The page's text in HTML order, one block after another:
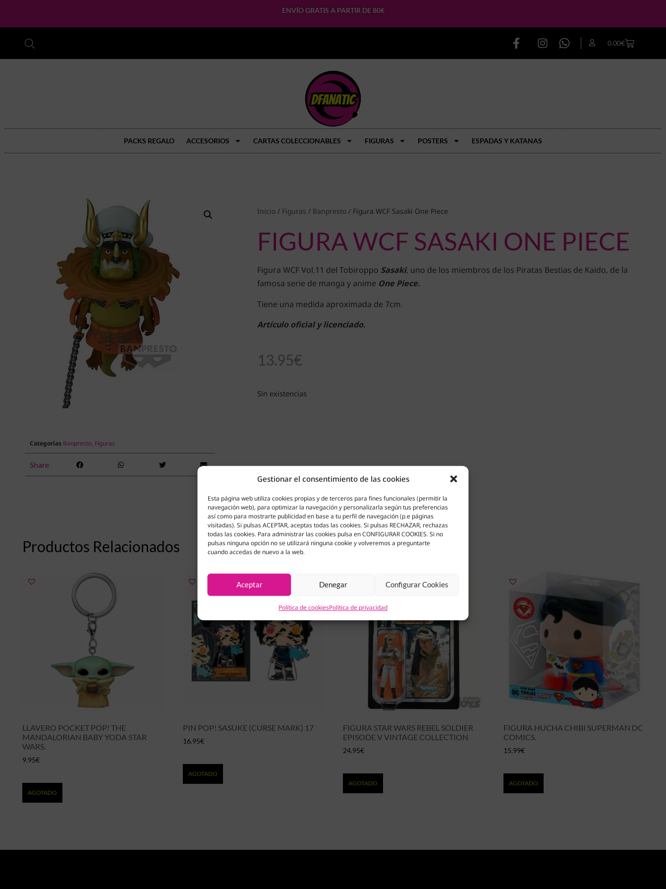
Gestionar el consentimiento de las cookies
Esta página web utiliza cookies propias y de terceros para fines funcionales (permitir la
navegación web), para optimizar la navegación y personalizarla según tus preferencias
así como para mostrarte publicidad en base a tu perfil de navegación (p.e páginas
visitadas). Si pulsas ACEPTAR, aceptas todas las cookies. Si pulsas RECHAZAR, rechazas
todas las cookies. Para administrar las cookies pulsa en CONFIGURAR COOKIES. Si no
pulsas ninguna opción no se utilizará ninguna cookie y volveremos a preguntarte
cuando accedas de nuevo a la web.
Aceptar Denegar Configurar Cookies
Política de cookiesPolítica de privacidad
ENVÍO GRATIS A PARTIR DE 80€
0.00€
PACKS REGALO ACCESORIOS CARTAS COLECCIONABLES FIGURAS POSTERS ESPADAS Y KATANAS
Categorías Banpresto, Figuras
Share
Inicio/ Figuras / Banpresto/ Figura WCF Sasaki One Piece
FIGURA WCF SASAKI ONE PIECE
Figura WCF Vol.11 del Tobiroppo Sasaki, uno de los miembros de los Piratas Bestias de Kaido, de la
famosa serie de manga y anime One Piece.
Tiene una medida aproximada de 7cm.
Artículo oficial y licenciado.
13.95€
Sin existencias
Productos Relacionados
LLAVERO POCKET POP! THE
MANDALORIAN BABY YODA STAR
WARS.
9.95€
AGOTADO
PIN POP! SASUKE (CURSE MARK) 17
16.95€
AGOTADO
FIGURA STAR WARS REBEL SOLDIER
EPISODE V VINTAGE COLLECTION
24.95€
AGOTADO
FIGURA HUCHA CHIBI SUPERMAN DC
COMICS.
15.99€
AGOTADO